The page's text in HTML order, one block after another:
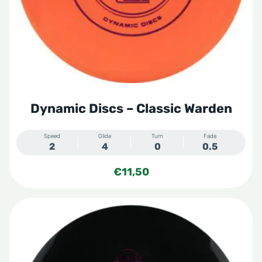
Dynamic Discs – Classic Warden
Speed
2
Glide
4
Turn
0
Fade
0.5
€11,50
gekozen
worden
heeft